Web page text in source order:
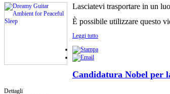
Lasciatevi trasportare in un
È possibile utilizzare questo
Leggi tutto
Candidatura Nobel per
Dettagli